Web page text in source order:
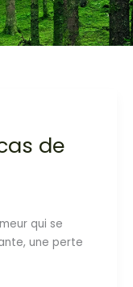
de
qui se
une perte